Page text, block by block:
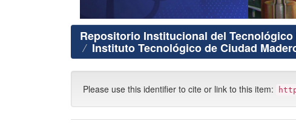
Repositorio Institucional del Tecnológico
Instituto Tecnológico de Ciudad
Please use this identifier to cite or link to this item: